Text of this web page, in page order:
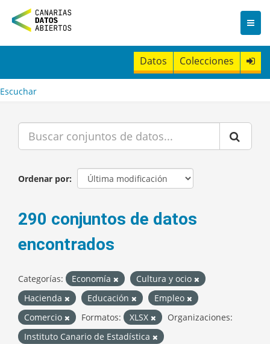
n
t
Datos Colecciones
Escuchar
Ordenar por
290 conjuntos de datos
encontrados
Categorías: Economía
Cultura y ocio
Hacienda
Educación
Empleo
Comercio
Formatos: XLSX
Organizaciones:
Instituto Canario de Estadística